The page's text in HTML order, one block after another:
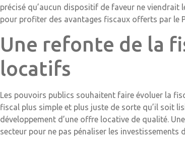
précisé qu’aucun dispositif de faveur ne viendrait
pour profiter des avantages fiscaux offerts par le
Une refonte de la
locatifs
Les pouvoirs publics souhaitent faire évoluer la
fiscal plus simple et plus juste de sorte qu’il soit
développement d’une offre locative de qualité.
secteur pour ne pas pénaliser les investissements